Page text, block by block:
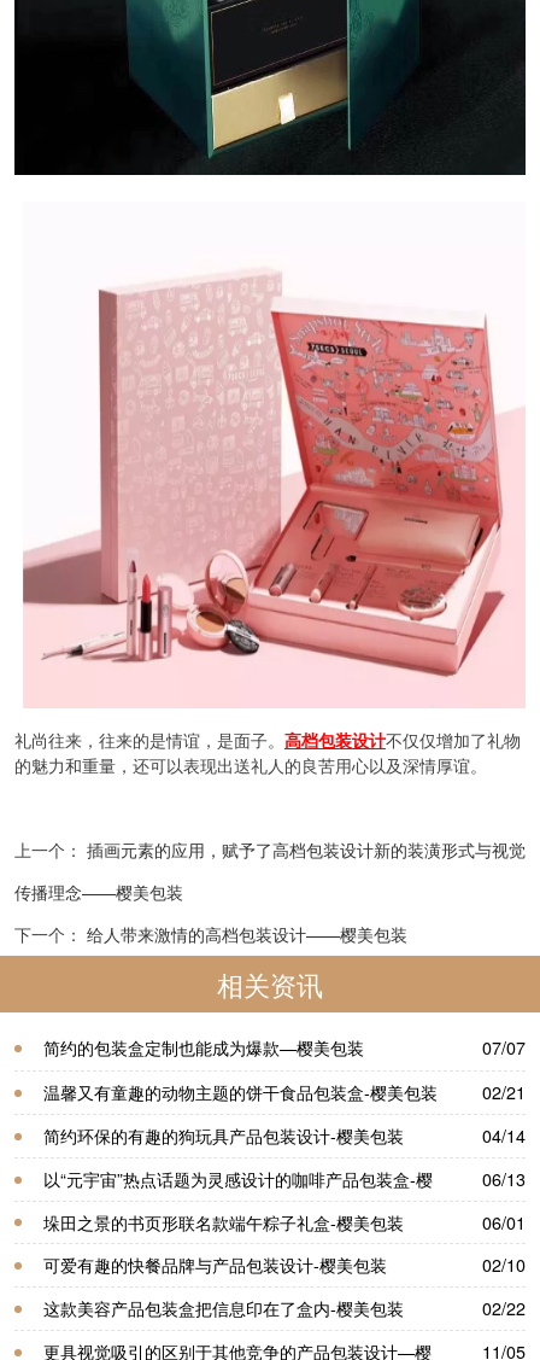
礼尚往来，往来的是情谊，是面子。 高档包装设计不仅仅增加了礼物
的魅力和重量，还可以表现出送礼人的良苦用心以及深情厚谊。
上一个： 插画元素的应用，赋予了高档包装设计新的装潢形式与视觉
传播理念——樱美包装
下一个： 给人带来激情的高档包装设计——樱美包装
相关资讯
简约的包装盒定制也能成为爆款—樱美包装
07/07
温馨又有童趣的动物主题的饼干食品包装盒-樱美包装
02/21
简约环保的有趣的狗玩具产品包装设计-樱美包装
04/14
以“元宇宙”热点话题为灵感设计的咖啡产品包装盒-樱
美包装
06/13
垛田之景的书页形联名款端午粽子礼盒-樱美包装
06/01
可爱有趣的快餐品牌与产品包装设计-樱美包装
02/10
这款美容产品包装盒把信息印在了盒内-樱美包装
02/22
更具视觉吸引的区别于其他竞争的产品包装设计—樱
11/05